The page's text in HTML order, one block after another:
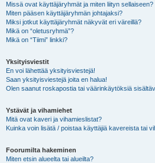
Missä ovat käyttäjäryhmät ja miten liityn sellaiseen?
Miten pääsen käyttäjäryhmän johtajaksi?
Miksi jotkut käyttäjäryhmät näkyvät eri väreillä?
Mikä on “oletusryhmä”?
Mikä on “Tiimi” linkki?
Yksityisviestit
En voi lähettää yksityisviestejä!
Saan yksityisviestejä joita en halua!
Olen saanut roskapostia tai väärinkäytöksiä
Ystävät ja vihamiehet
Mitä ovat kaveri ja vihamieslistat?
Kuinka voin lisätä / poistaa käyttäjiä kavereista tai
Foorumilta hakeminen
Miten etsin alueelta tai alueilta?